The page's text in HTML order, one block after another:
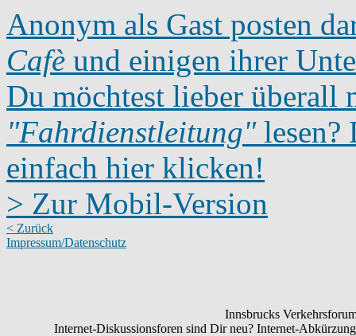
Anonym als Gast posten
Cafè und einigen ihrer
Du möchtest lieber überall
"Fahrdienstleitung"lesen?
einfach hier klicken!
> Zur Mobil-Version
< Zurück
Impressum/Datenschutz
Innsbrucks
Internet-Diskussionsforen sind Dir neu? Internet-